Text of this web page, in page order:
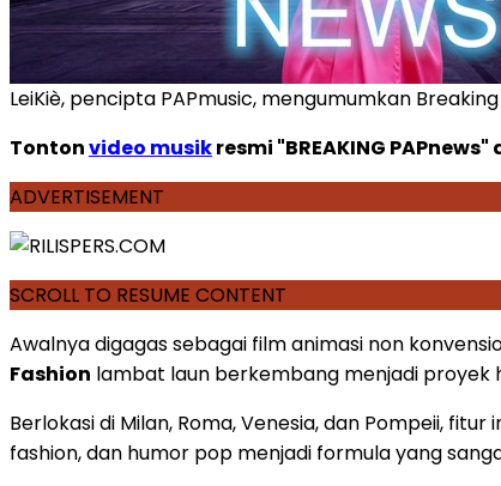
LeiKiè, pencipta PAPmusic, mengumumkan Breaking
Tontonvideo musikresmi "BREAKING
ADVERTISEMENT
SCROLL TO RESUME CONTENT
Awalnya digagas sebagai film animasi non
Fashion lambat laun berkembang menjadi proyek
Berlokasi di Milan, Roma, Venesia, dan Pompeii,
fashion, dan humor pop menjadi formula yang